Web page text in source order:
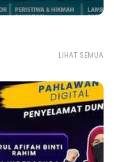
LIHAT SEMUA